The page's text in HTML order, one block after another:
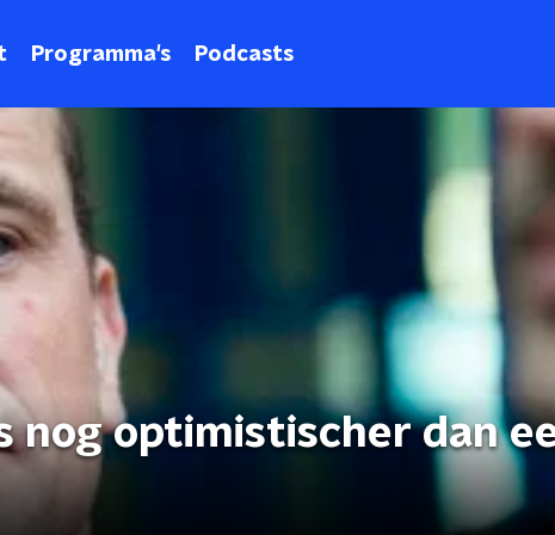
Programma's Podcasts
nog optimistischer dan